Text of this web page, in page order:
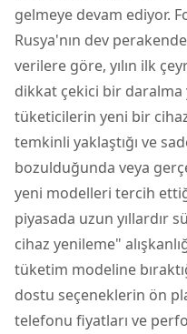
gelmeye devam ediyor.
Rusya'nın dev
verilere göre, yılın ilk
dikkat çekici bir daralma
tüketicilerin yeni bir
temkinli yaklaştığı ve
bozulduğunda veya
yeni modelleri tercih
piyasada uzun yıllardır
cihaz yenileme"
tüketim modeline
dostu seçeneklerin ön
telefonu fiyatları ve